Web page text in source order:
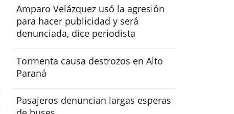
Amparo Velázquez usó la agresión
para hacer publicidad y será
denunciada, dice periodista
Tormenta causa destrozos en Alto
Paraná
Pasajeros denuncian largas esperas